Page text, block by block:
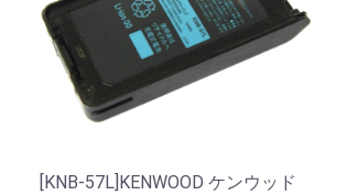
[KNB-57L]KENWOOD ケンウッド